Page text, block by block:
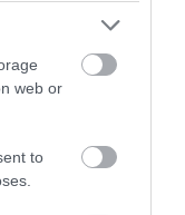
web or
to
στον ΠΑΟΚ:
την
του